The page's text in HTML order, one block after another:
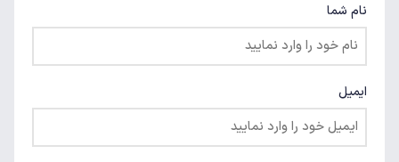
نام شما
ایمیل